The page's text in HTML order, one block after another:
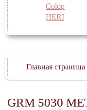
Colop
HERI
Главная страница
GRM 5030